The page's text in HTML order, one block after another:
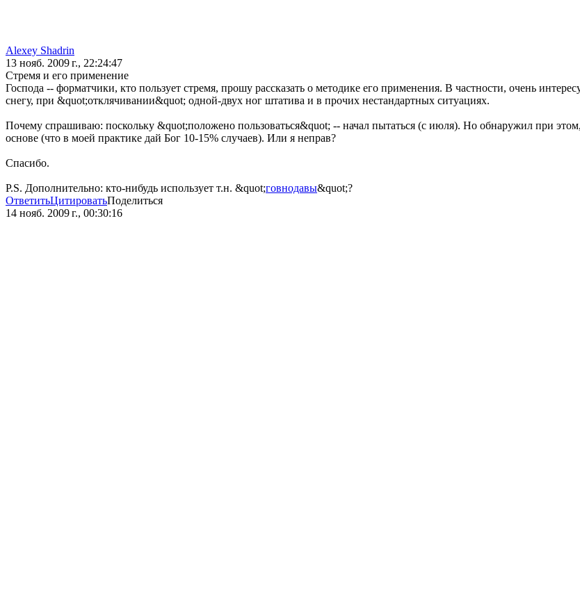
Alexey Shadrin
13 нояб. 2009 г., 22:24:47
Стремя и его применение
Господа -- форматчики, кто пользует стремя, прошу рассказать о методике его применения. В частности, очень
снегу, при &quot;отклячивании&quot; одной-двух ног штатива и в прочих нестандартных ситуациях.
Почему спрашиваю: поскольку &quot;положено пользоваться&quot; -- начал пытаться (с июля). Но обнаружил при
основе (что в моей практике дай Бог 10-15% случаев). Или я неправ?
Спасибо.
P.S. Дополнительно: кто-нибудь использует т.н. &quot;говнодавы&quot;?
ОтветитьЦитироватьПоделиться
14 нояб. 2009 г., 00:30:16